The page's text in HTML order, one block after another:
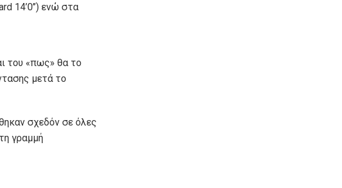
14’0’’) ενώ στα
του «πως» θα το
μετά το
σχεδόν σε όλες
γραμμή